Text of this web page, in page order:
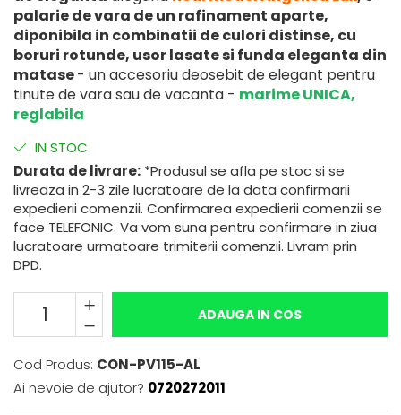
palarie de vara de un rafinament aparte,
diponibila in combinatii de culori distinse, cu
boruri rotunde, usor lasate si funda eleganta din
matase- un accesoriu deosebit de elegant pentru
tinute de vara sau de vacanta - marime UNICA,
reglabila
IN STOC
Durata de livrare: *Produsul se afla pe stoc si se
livreaza in 2-3 zile lucratoare de la data confirmarii
expedierii comenzii. Confirmarea expedierii comenzii se
face TELEFONIC. Va vom suna pentru confirmare in ziua
lucratoare urmatoare trimiterii comenzii. Livram prin
DPD.
ADAUGA IN COS
Cod Produs: CON-PV115-AL
Ai nevoie de ajutor? 0720272011